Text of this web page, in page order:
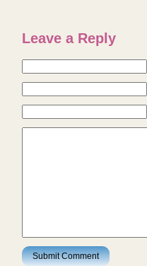
Leave a Reply